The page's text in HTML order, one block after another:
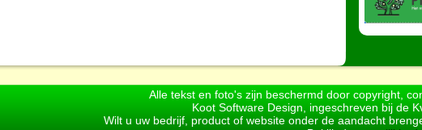
Alle tekst en foto's zijn beschermd door copyright,
Koot Software Design, ingeschreven bij de
Wilt u uw bedrijf, product of website onder de aandacht